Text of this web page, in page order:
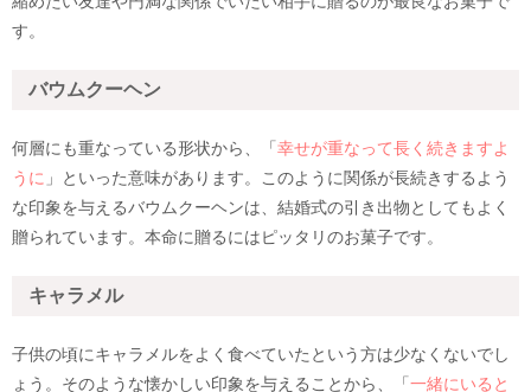
す。
バウムクーヘン
何層にも重なっている形状から、「 幸せが重なって長く続きますよ
うに 」といった意味があります。このように関係が長続きするよう
な印象を与えるバウムクーヘンは、結婚式の引き出物としてもよく
贈られています。本命に贈るにはピッタリのお菓子です。
キャラメル
子供の頃にキャラメルをよく食べていたという方は少なくないでし
ょう。そのような懐かしい印象を与えることから、「 一緒にいると